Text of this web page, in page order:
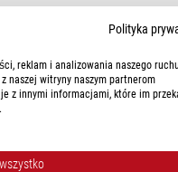
Polityka
reklam i analizowania naszego
naszej witryny naszym partnerom
z innymi informacjami, które im